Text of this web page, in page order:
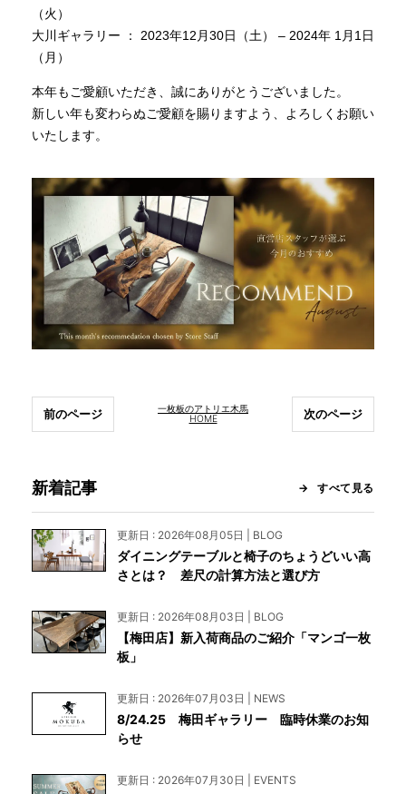
（火）
大川ギャラリー ： 2023年12月30日（土） – 2024年 1月1日
（月）
本年もご愛顧いただき、誠にありがとうございました。
新しい年も変わらぬご愛顧を賜りますよう、よろしくお願い
いたします。
一枚板のアトリエ木馬
HOME
前のページ 次のページ
新着記事 すべて見る
更新日 : 2026年08月05日 | BLOG
ダイニングテーブルと椅子のちょうどいい高
さとは？ 差尺の計算方法と選び方
更新日 : 2026年08月03日 | BLOG
【梅田店】新入荷商品のご紹介「マンゴ一枚
板」
更新日 : 2026年07月03日 | NEWS
8/24.25 梅田ギャラリー 臨時休業のお知
らせ
更新日 : 2026年07月30日 | EVENTS